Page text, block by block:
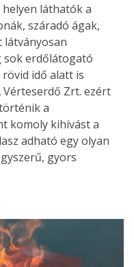
láthatók a
száradó ágak,
látványosan
sok erdőlátogató
idő alatt is
Zrt. ezért
a
komoly kihívást a
adható egy olyan
gyors